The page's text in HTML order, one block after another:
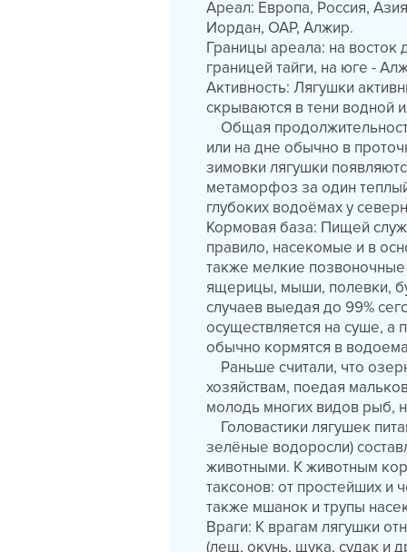
Ареал: Европа, Россия,
Иордан, ОАР, Алжир.
Границы ареала: на восток
границей тайги, на юге -
Активность: Лягушки
скрываются в тени водной
Общая
или на дне обычно в
зимовки лягушки
метаморфоз за один
глубоких водоёмах у
Кормовая база: Пищей
правило, насекомые и в
также мелкие
ящерицы, мыши, полевки,
случаев выедая до 99%
осуществляется на суше, а
обычно кормятся в
Раньше считали, что
хозяйствам, поедая
молодь многих видов рыб,
Головастики лягушек
зелёные водоросли)
животными. К животным
таксонов: от простейших
также мшанок и трупы
Враги: К врагам лягушки
(лещ, окунь, щука, судак и